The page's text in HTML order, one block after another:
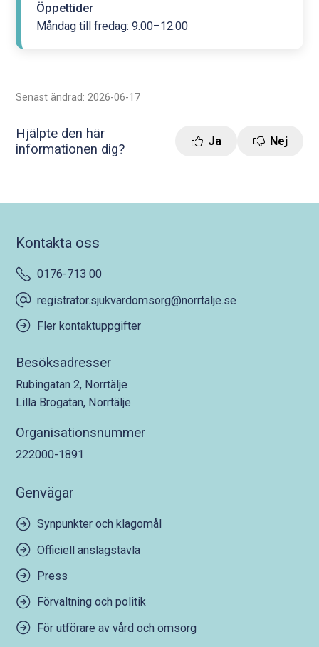
Öppettider
Måndag till fredag: 9.00–12.00
Senast ändrad: 2026-06-17
Hjälpte den här
informationen dig?
Ja Nej
Kontakta oss
0176-713 00
registrator.sjukvardomsorg@norrtalje.se
Fler kontaktuppgifter
Besöksadresser
Rubingatan 2, Norrtälje
Lilla Brogatan, Norrtälje
Organisationsnummer
222000-1891
Genvägar
Synpunkter och klagomål
Officiell anslagstavla
Press
Förvaltning och politik
För utförare av vård och omsorg